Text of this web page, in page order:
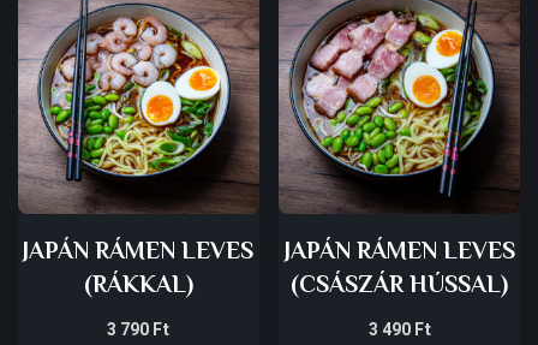
JAPÁN RÁMEN LEVES
(RÁKKAL)
3 790Ft
JAPÁN RÁMEN LEVES
(CSÁSZÁR HÚSSAL)
3 490Ft